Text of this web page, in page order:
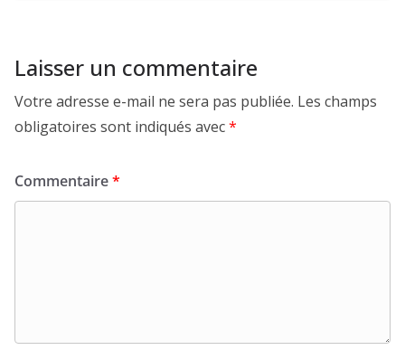
Laisser un commentaire
Votre adresse e-mail ne sera pas publiée. Les champs
obligatoires sont indiqués avec*
Commentaire*